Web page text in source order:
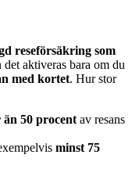
reseförsäkring som
aktiveras bara om du
med kortet. Hur stor
än 50 procent av resans
minst 75